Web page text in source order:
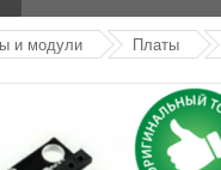
и модули Платы